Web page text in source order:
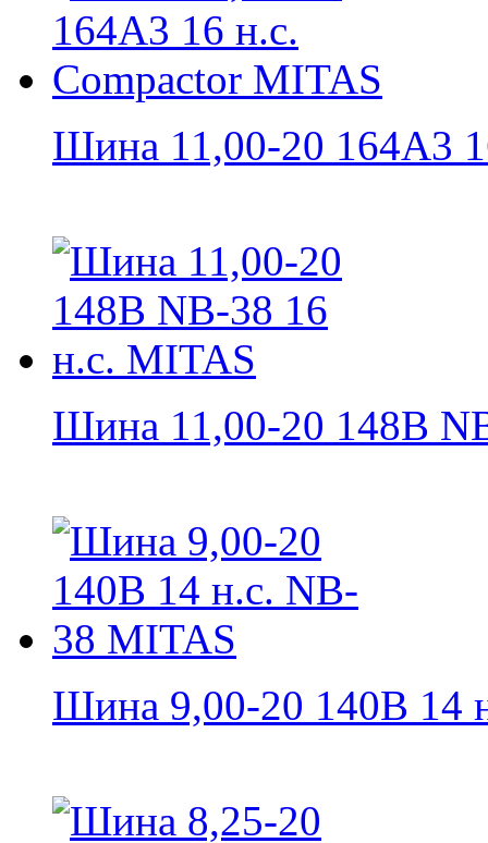
Шина 11,00-20 164A3
Шина 11,00-20 148B
Шина 9,00-20 140B 14